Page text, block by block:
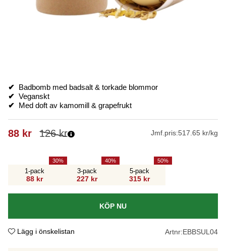
✔
Badbomb med badsalt & torkade blommor
✔ Veganskt
✔
Med doft av kamomill & grapefrukt
126kr
88 kr Jmf.pris:517.65 kr/kg
1-pack
88 kr
30
3-pack
227 kr
40
5-pack
315 kr
50
KÖP NU
Lägg i önskelistan Artnr:EBBSUL04